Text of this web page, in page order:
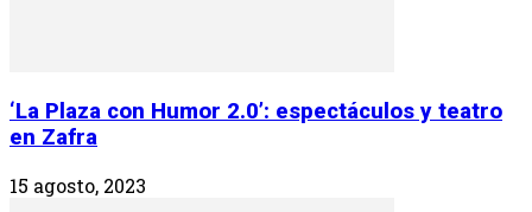
‘La Plaza con Humor 2.0’: espectáculos y teatro
en Zafra
15 agosto, 2023